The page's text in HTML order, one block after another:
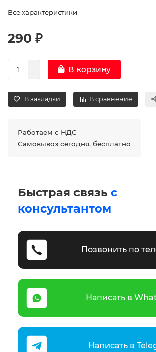
Все характеристики
290 ₽
В корзину
В закладки В сравнение
Работаем с НДС
Самовывоз сегодня, бесплатно
Быстрая связь с
консультантом
Позвонить по
Написать в
Написать в